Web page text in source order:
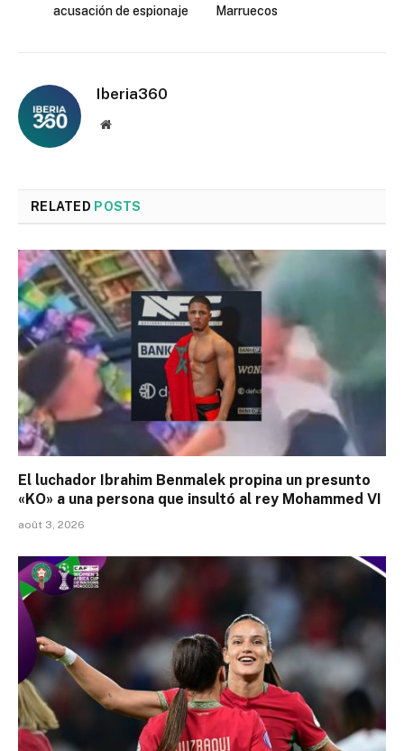
acusación de espionaje
Marruecos
Iberia360
Website
RELATED POSTS
El luchador Ibrahim Benmalek propina un presunto
«KO» a una persona que insultó al rey Mohammed VI
août 3, 2026